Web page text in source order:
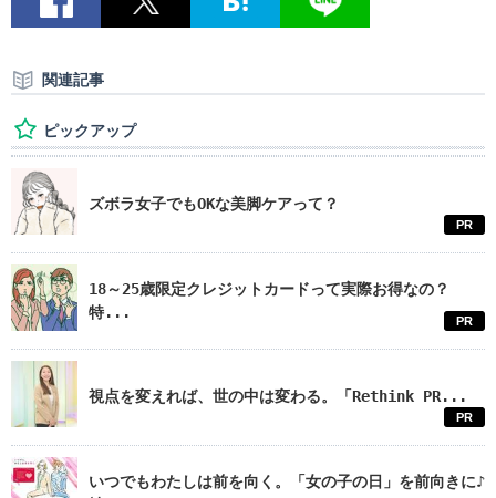
関連記事
ピックアップ
ズボラ女子でもOKな美脚ケアって？
PR
18～25歳限定クレジットカードって実際お得なの？
特...
PR
視点を変えれば、世の中は変わる。「Rethink PR...
PR
いつでもわたしは前を向く。「女の子の日」を前向きに♪